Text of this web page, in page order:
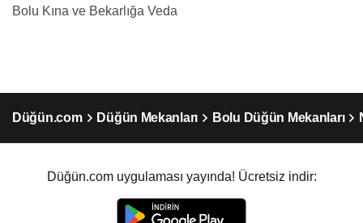
Bolu Kına ve Bekarlığa Veda
Düğün.com Düğün Mekanları Bolu Düğün Mekanları
Düğün.com uygulaması yayında! Ücretsiz indir: